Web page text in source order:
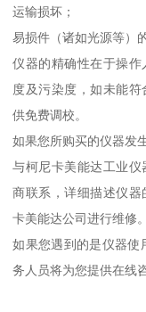
运输损坏；
易损件（诸如光源等）
仪器的精确性在于操
度及污染度，如未能
供免费调校。
如果您所购买的仪器发
与柯尼卡美能达工业
商联系，详细描述仪
卡美能达公司进行维修。
如果您遇到的是仪器使
务人员将为您提供在线